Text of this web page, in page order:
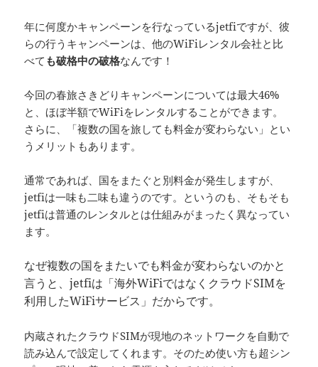
年に何度かキャンペーンを行なっているjetfiですが、彼
らの行うキャンペーンは、他のWiFiレンタル会社と比
べて も破格中の破格なんです！
今回の春旅さきどりキャンペーンについては最大46%
と、ほぼ半額でWiFiをレンタルすることができます。
さらに、
「複数の国を旅しても料金が変わらない」とい
うメリット もあります。
通常であれば、国をまたぐと別料金が発生しますが、
jetfiは一味も二味も違うのです。というのも、そもそも
jetfiは普通のレンタルとは仕組みがまったく異なってい
ます。
なぜ複数の国をまたいでも料金が変わらないのかと
言うと、jetfiは「海外WiFiではなくクラウドSIMを
利用したWiFiサービス」だからです。
内蔵されたクラウドSIMが現地のネットワークを自動で
読み込んで設定してくれます。そのため使い方も超シン